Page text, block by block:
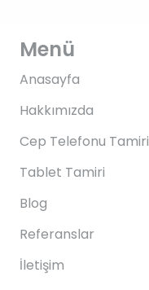
Menü
Anasayfa
Hakkımızda
Cep Telefonu Tamiri
Tablet Tamiri
Blog
Referanslar
İletişim